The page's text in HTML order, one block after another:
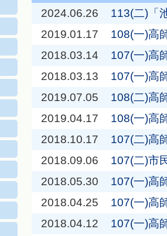
2024.06.26
113(二)「
2019.01.17
108(一)高
2018.03.14
107(一)高
2018.03.13
107(一)高
2019.07.05
108(二)高
2019.04.17
108(一)高
2018.10.17
107(二)高
2018.09.06
107(二)市
2018.05.30
107(一)高
2018.04.25
107(一)高
2018.04.12
107(一)高